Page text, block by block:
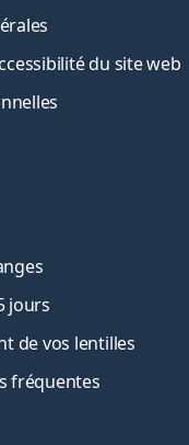
du site web
jours
de vos lentilles
fréquentes